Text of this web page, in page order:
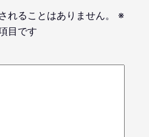
れることはありません。
※
目です